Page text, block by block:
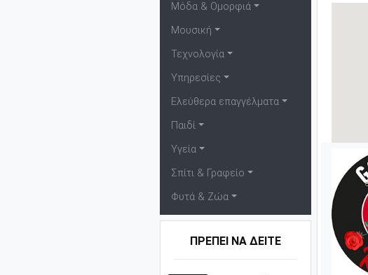
Μόδα & Ομορφιά
Μουσική
Τεχνολογία
Υπηρεσίες
Ελεύθερα επαγγέλματα
Παιδί
Υγεία
Σπίτι & Γραφείο
Φυτά & Ζώα
ΠΡΕΠΕΙ ΝΑ ΔΕΙΤΕ